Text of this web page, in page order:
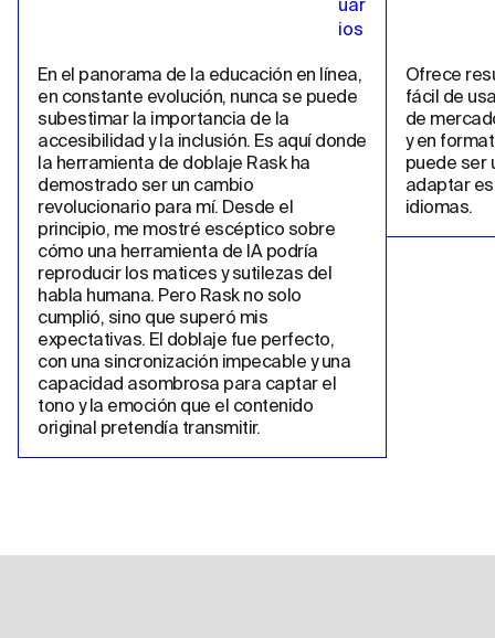
En el panorama de la educación en línea,
en constante evolución, nunca se puede
subestimar la importancia de la
accesibilidad y la inclusión. Es aquí donde
la herramienta de doblaje Rask ha
demostrado ser un cambio
revolucionario para mí. Desde el
principio, me mostré escéptico sobre
cómo una herramienta de IA podría
reproducir los matices y sutilezas del
habla humana. Pero Rask no solo
cumplió, sino que superó mis
expectativas. El doblaje fue perfecto,
con una sincronización impecable y una
capacidad asombrosa para captar el
tono y la emoción que el contenido
original pretendía transmitir.
Ofrece
fácil de
de
y en
puede ser
adaptar
idiomas.